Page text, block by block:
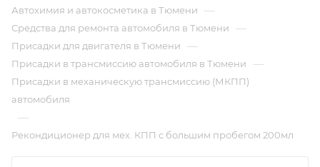
Автохимия и автокосметика в Тюмени —
Средства для ремонта автомобиля в Тюмени —
Присадки для двигателя в Тюмени —
Присадки в трансмиссию автомобиля в Тюмени —
Присадки в механическую трансмиссию (МКПП)
автомобиля
—
Рекондиционер для мех. КПП с большим пробегом 200мл